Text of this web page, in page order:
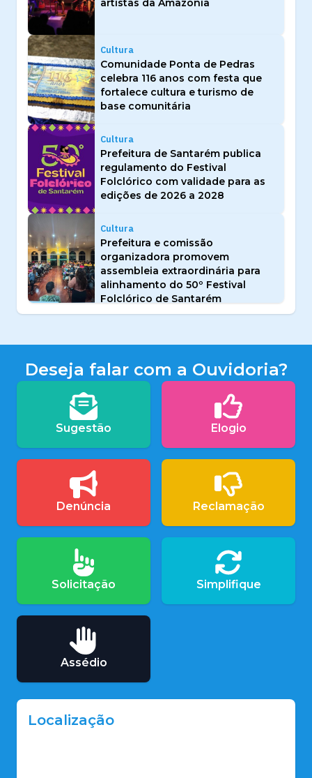
Cultura
Comunidade Ponta de Pedras
celebra 116 anos com festa que
fortalece cultura e turismo de
base comunitária
Cultura
Prefeitura de Santarém publica
regulamento do Festival
Folclórico com validade para as
edições de 2026 a 2028
Cultura
Prefeitura e comissão
organizadora promovem
assembleia extraordinária para
alinhamento do 50º Festival
Folclórico de Santarém
Deseja falar com a Ouvidoria?
Sugestão Elogio
Denúncia Reclamação
Solicitação Simplifique
Assédio
Localização